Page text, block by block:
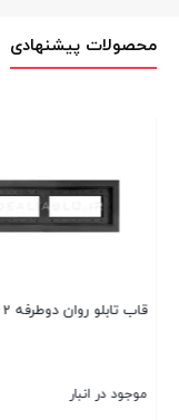
محصولات پیشنهادی
قاب تابلو روان دوطرفه 2 * 1
موجود در انبار